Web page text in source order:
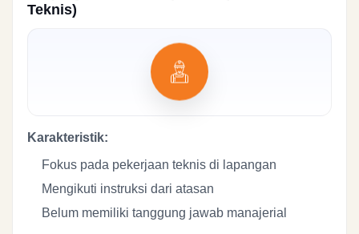
Teknis)
Karakteristik:
Fokus pada pekerjaan teknis di lapangan
Mengikuti instruksi dari atasan
Belum memiliki tanggung jawab manajerial